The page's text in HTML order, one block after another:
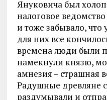
Януковича был
налоговое
и тоже забывало,
для них все
времена люди были
намекнули князю,
амнезия – страшная
Радушные древляне
раздумывали и